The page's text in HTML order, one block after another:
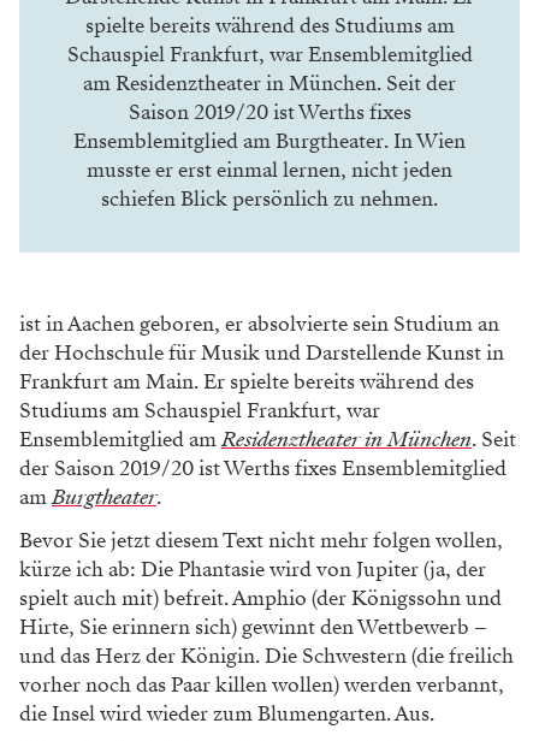
spielte bereits während des Studiums am
Schauspiel Frankfurt, war Ensemblemitglied
am Residenztheater in München. Seit der
Saison 2019/20 ist Werths fixes
Ensemblemitglied am Burgtheater. In Wien
musste er erst einmal lernen, nicht jeden
schiefen Blick persönlich zu nehmen.
ist in Aachen geboren, er absolvierte sein Studium an
der Hochschule für Musik und Darstellende Kunst in
Frankfurt am Main. Er spielte bereits während des
Studiums am Schauspiel Frankfurt, war
Ensemblemitglied amResidenztheater in München. Seit
der Saison 2019/20 ist Werths fixes Ensemblemitglied
amBurgtheater.
Bevor Sie jetzt diesem Text nicht mehr folgen wollen,
kürze ich ab: Die Phantasie wird von Jupiter (ja, der
spielt auch mit) befreit. Amphio (der Königssohn und
Hirte, Sie erinnern sich) gewinnt den Wettbewerb –
und das Herz der Königin. Die Schwestern (die freilich
vorher noch das Paar killen wollen) werden verbannt,
die Insel wird wieder zum Blumengarten. Aus.